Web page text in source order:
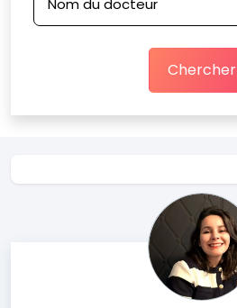
Chercher